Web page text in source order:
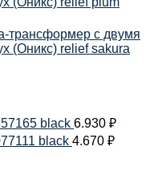
трансформер с двумя
(Оникс) relief sakura
black 6.930 ₽
black 4.670 ₽